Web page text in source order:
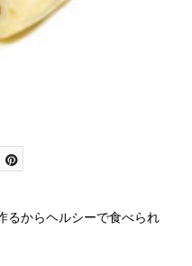
るからヘルシーで食べられ